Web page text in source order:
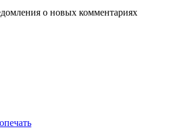
о новых комментариях